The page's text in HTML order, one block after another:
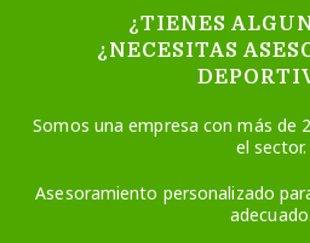
¿TIENES
¿NECESITAS
Somos una empresa con más de
el sector.
Asesoramiento personalizado
adecuado.